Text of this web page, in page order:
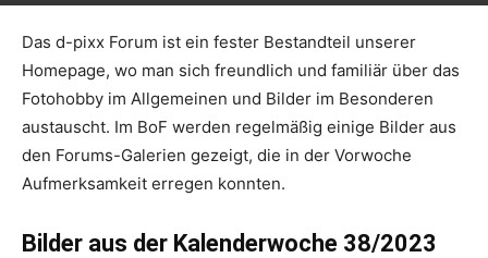
Das d-pixx Forum ist ein fester Bestandteil unserer
Homepage, wo man sich freundlich und familiär über das
Fotohobby im Allgemeinen und Bilder im Besonderen
austauscht. Im BoF werden regelmäßig einige Bilder aus
den Forums-Galerien gezeigt, die in der Vorwoche
Aufmerksamkeit erregen konnten.
Bilder aus der Kalenderwoche 38/2023